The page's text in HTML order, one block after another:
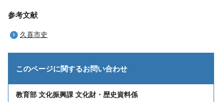
参考文献
久喜市史
このページに関するお問い合わせ
教育部 文化振興課 文化財・歴史資料係